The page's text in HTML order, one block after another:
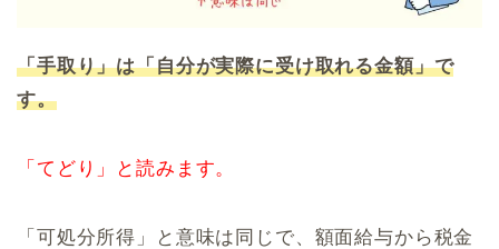
「手取り」は「自分が実際に受け取れる金額」で
す。
「てどり」と読みます。
「可処分所得」と意味は同じで、額面給与から税金